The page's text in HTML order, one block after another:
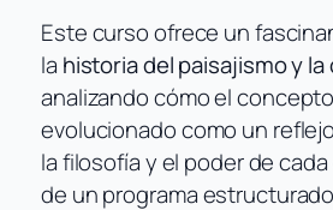
Este curso ofrece un
la historia del paisajismo y
analizando cómo el concepto
evolucionado como un
la filosofía y el poder de
de un programa estructurado